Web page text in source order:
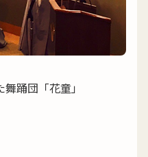
踊団「花童」